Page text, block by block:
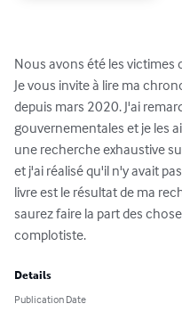
Nous avons été les victimes
Je vous invite à lire ma
depuis mars 2020. J'ai
gouvernementales et je les
une recherche exhaustive
et j'ai réalisé qu'il n'y avait
livre est le résultat de ma
saurez faire la part des
complotiste.
Details
Publication Date